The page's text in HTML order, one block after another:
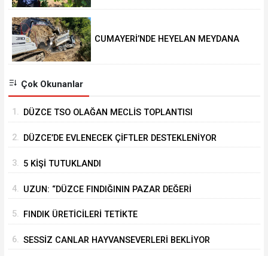
CUMAYERİ’NDE HEYELAN MEYDANA
Çok Okunanlar
1. DÜZCE TSO OLAĞAN MECLİS TOPLANTISI
2. DÜZCE’DE EVLENECEK ÇİFTLER DESTEKLENİYOR
3. 5 KİŞİ TUTUKLANDI
4. UZUN: “DÜZCE FINDIĞININ PAZAR DEĞERİ
5. FINDIK ÜRETİCİLERİ TETİKTE
6. SESSİZ CANLAR HAYVANSEVERLERİ BEKLİYOR